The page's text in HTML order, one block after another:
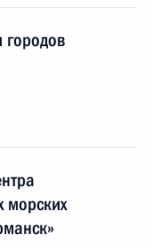
морских